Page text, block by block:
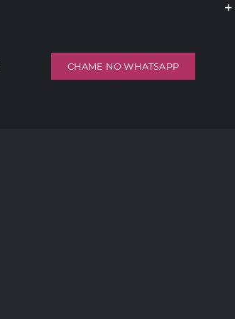
CHAME NO WHATSAPP